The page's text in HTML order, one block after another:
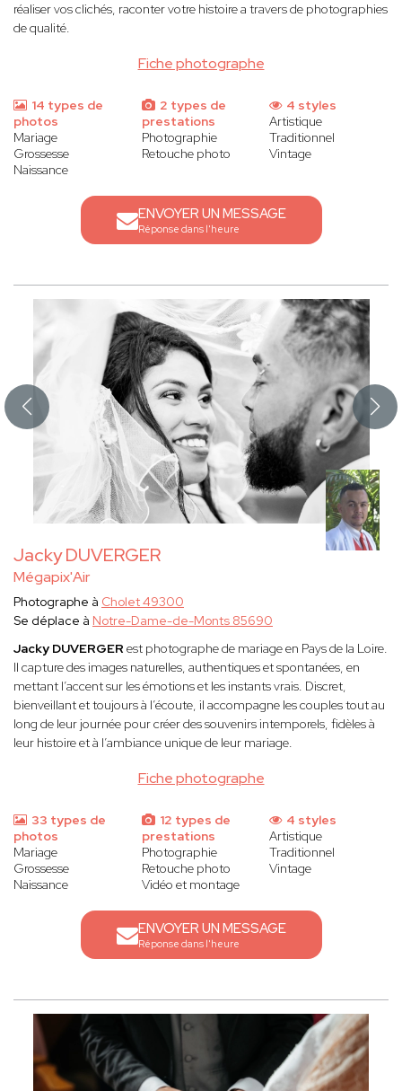
Fiche photographe
réaliser vos clichés, raconter votre histoire a travers de photographies
de qualité.
14 types de
photos
Mariage
Grossesse
Naissance
2 types de
prestations
Photographie
Retouche photo
4 styles
Artistique
Traditionnel
Vintage
ENVOYER UN MESSAGE
Réponse dans l'heure
Jacky DUVERGER
Mégapix'Air
Fiche photographe
Photographe à Cholet 49300
Se déplace à Notre-Dame-de-Monts 85690
Jacky DUVERGER est photographe de mariage en Pays de la Loire.
Il capture des images naturelles, authentiques et spontanées, en
mettant l’accent sur les émotions et les instants vrais. Discret,
bienveillant et toujours à l’écoute, il accompagne les couples tout au
long de leur journée pour créer des souvenirs intemporels, fidèles à
leur histoire et à l’ambiance unique de leur mariage.
33 types de
photos
Mariage
Grossesse
Naissance
12 types de
prestations
Photographie
Retouche photo
Vidéo et montage
4 styles
Artistique
Traditionnel
Vintage
ENVOYER UN MESSAGE
Réponse dans l'heure